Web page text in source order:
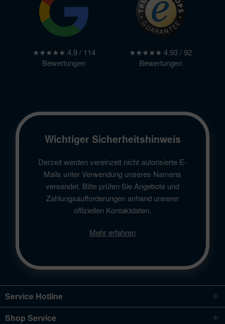
★★★★★ 4.9 / 114
Bewertungen
★★★★★ 4.93 / 92
Bewertungen
Wichtiger Sicherheitshinweis
Derzeit werden vereinzelt nicht autorisierte E-
Mails unter Verwendung unseres Namens
versendet. Bitte prüfen Sie Angebote und
Zahlungsaufforderungen anhand unserer
offiziellen Kontaktdaten.
Mehr erfahren
Service Hotline
Shop Service